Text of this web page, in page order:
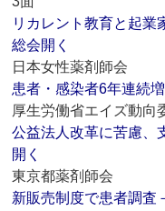
リカレント教育と起業
総会開く
日本女性薬剤師会
患者・感染者6年連続
厚生労働省エイズ動向
公益法人改革に苦慮、
開く
東京都薬剤師会
新販売制度で患者調査